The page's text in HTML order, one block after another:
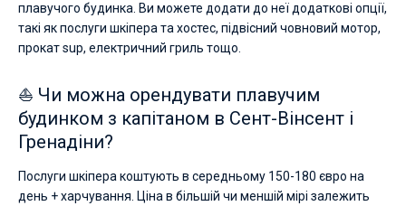
плавучого будинка. Ви можете додати до неї додаткові опції,
такі як послуги шкіпера та хостес, підвісний човновий мотор,
прокат sup, електричний гриль тощо.
⛵ Чи можна орендувати плавучим
будинком з капітаном в Сент-Вінсент і
Гренадіни?
Послуги шкіпера коштують в середньому 150-180 євро на
день + харчування. Ціна в більшій чи меншій мірі залежить